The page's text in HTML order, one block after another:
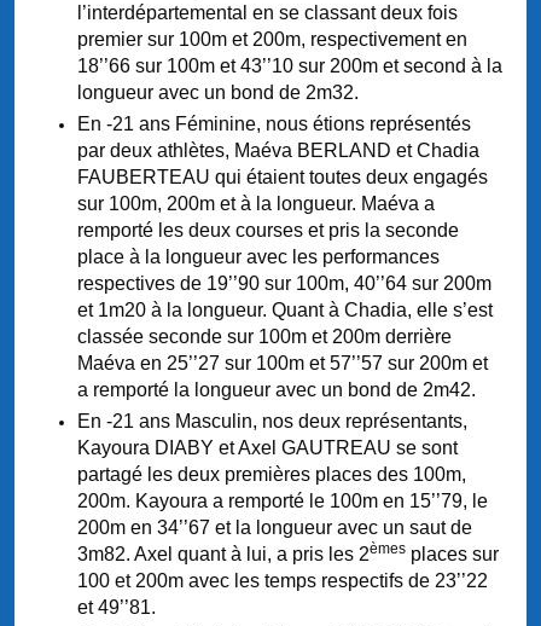
l’interdépartemental en se classant deux fois
premier sur 100m et 200m, respectivement en
18’’66 sur 100m et 43’’10 sur 200m et second à la
longueur avec un bond de 2m32.
En -21 ans Féminine, nous étions représentés
par deux athlètes, Maéva BERLAND et Chadia
FAUBERTEAU qui étaient toutes deux engagés
sur 100m, 200m et à la longueur. Maéva a
remporté les deux courses et pris la seconde
place à la longueur avec les performances
respectives de 19’’90 sur 100m, 40’’64 sur 200m
et 1m20 à la longueur. Quant à Chadia, elle s’est
classée seconde sur 100m et 200m derrière
Maéva en 25’’27 sur 100m et 57’’57 sur 200m et
a remporté la longueur avec un bond de 2m42.
En -21 ans Masculin, nos deux représentants,
Kayoura DIABY et Axel GAUTREAU se sont
partagé les deux premières places des 100m,
200m. Kayoura a remporté le 100m en 15’’79, le
200m en 34’’67 et la longueur avec un saut de
3m82. Axel quant à lui, a pris les 2èmes places sur
100 et 200m avec les temps respectifs de 23’’22
et 49’’81.